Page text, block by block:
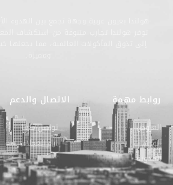
روابط مهمة
العروض
الوجهات
المدونة
الاتصال والدعم
تواصل معنا
اراء العملاء